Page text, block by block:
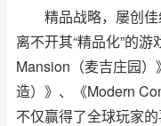
精品战略，屡创
离不开其“精品化”的
Mansion（麦吉庄园
造）》、《Modern
不仅赢得了全球玩家